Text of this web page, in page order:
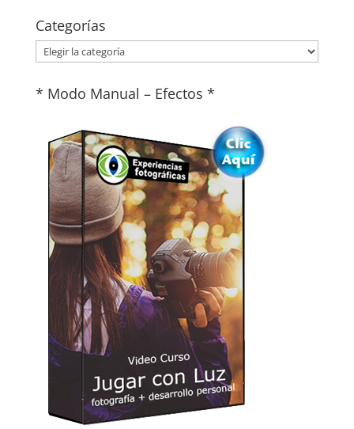
Categorías
Categorías
* Modo Manual – Efectos *